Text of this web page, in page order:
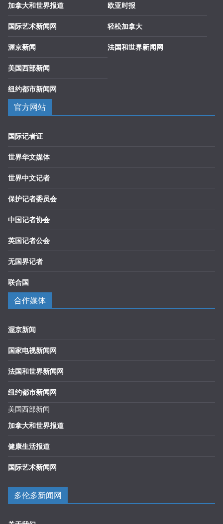
加拿大和世界报道
国际艺术新闻网
渥京新闻
美国西部新闻
纽约都市新闻网
欧亚时报
轻松加拿大
法国和世界新闻网
官方网站
国际记者证
世界华文媒体
世界中文记者
保护记者委员会
中国记者协会
英国记者公会
无国界记者
联合国
合作媒体
渥京新闻
国家电视新闻网
法国和世界新闻网
纽约都市新闻网
美国西部新闻
加拿大和世界报道
健康生活报道
国际艺术新闻网
多伦多新闻网